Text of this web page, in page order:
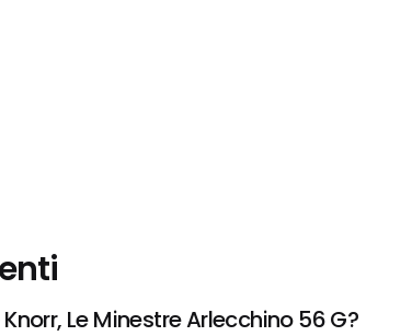
Le Minestre Arlecchino 56 G?